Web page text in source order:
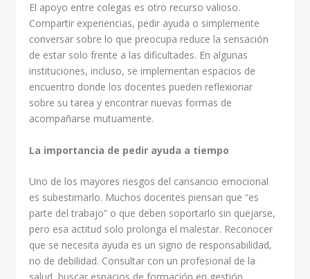
El apoyo entre colegas es otro recurso valioso.
Compartir experiencias, pedir ayuda o simplemente
conversar sobre lo que preocupa reduce la sensación
de estar solo frente a las dificultades. En algunas
instituciones, incluso, se implementan espacios de
encuentro donde los docentes pueden reflexionar
sobre su tarea y encontrar nuevas formas de
acompañarse mutuamente.
La importancia de pedir ayuda a tiempo
Uno de los mayores riesgos del cansancio emocional
es subestimarlo. Muchos docentes piensan que “es
parte del trabajo” o que deben soportarlo sin quejarse,
pero esa actitud solo prolonga el malestar. Reconocer
que se necesita ayuda es un signo de responsabilidad,
no de debilidad. Consultar con un profesional de la